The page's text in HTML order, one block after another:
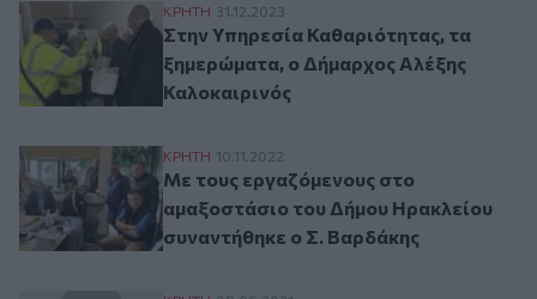
Στην Υπηρεσία Καθαριότητας, τα
ΚΡΗΤΗ 31.12.2023
Στην Υπηρεσία Καθαριότητας, τα
ξημερώματα, ο Δήμαρχος Αλέξης
Καλοκαιρινός
Με τους εργαζόμενους στο
ΚΡΗΤΗ 10.11.2022
Με τους εργαζόμενους στο
αμαξοστάσιο του Δήμου Ηρακλείου
συναντήθηκε ο Σ. Βαρδάκης